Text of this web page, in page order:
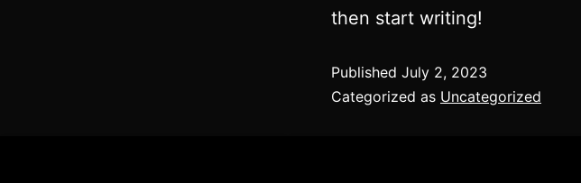
then start writing!
Published July 2, 2023
Categorized as Uncategorized